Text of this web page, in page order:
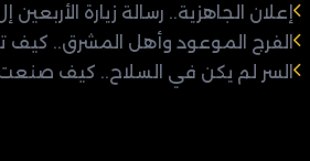
إعلان الجاهزية.. رسالة زيارة الأربعين
الفرج الموعود وأهل المشرق..
السر لم يكن في السلاح.. كيف